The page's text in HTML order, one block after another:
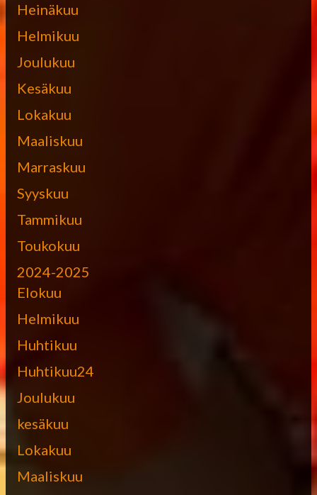
Heinäkuu
Helmikuu
Joulukuu
Kesäkuu
Lokakuu
Maaliskuu
Marraskuu
Syyskuu
Tammikuu
Toukokuu
2024-2025
Elokuu
Helmikuu
Huhtikuu
Huhtikuu24
Joulukuu
kesäkuu
Lokakuu
Maaliskuu